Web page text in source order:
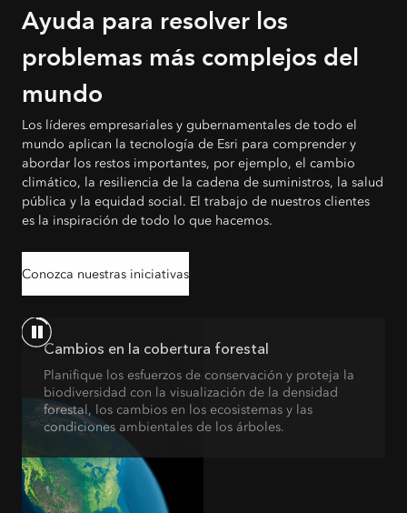
Ayuda para resolver los
problemas más complejos del
mundo
Los líderes empresariales y gubernamentales de todo el
mundo aplican la tecnología de Esri para comprender y
abordar los restos importantes, por ejemplo, el cambio
climático, la resiliencia de la cadena de suministros, la salud
pública y la equidad social. El trabajo de nuestros clientes
es la inspiración de todo lo que hacemos.
Conozca nuestras iniciativas
Cambios en la cobertura forestal
Planifique los esfuerzos de conservación y proteja la
biodiversidad con la visualización de la densidad
forestal, los cambios en los ecosistemas y las
condiciones ambientales de los árboles.